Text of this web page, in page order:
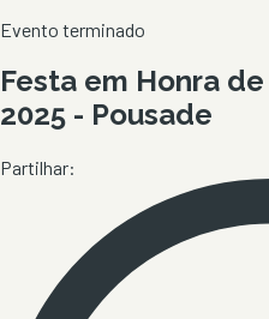
Evento terminado
Festa em Honra
2025 - Pousade
Partilhar: